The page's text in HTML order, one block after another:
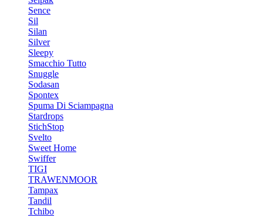
Sence
Sil
Silan
Silver
Sleepy
Smacchio Tutto
Snuggle
Sodasan
Spontex
Spuma Di Sciampagna
Stardrops
StichStop
Svelto
Sweet Home
Swiffer
TIGI
TRAWENMOOR
Tampax
Tandil
Tchibo